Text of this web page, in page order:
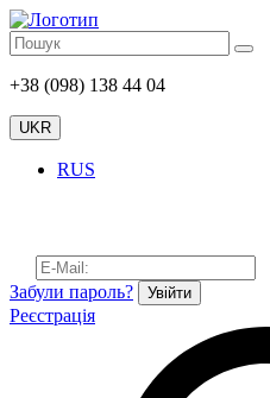
+38 (098) 138 44 04
UKR
RUS
Забули пароль? Увійти
Реєстрація